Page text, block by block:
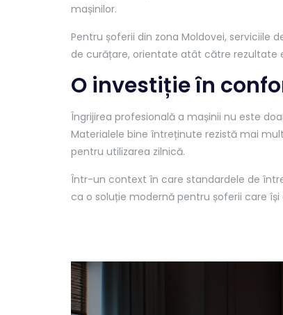
mașinilor.
Pentru șoferii din zona Moldovei, serviciile
de curățare, orientate atât către rezultate
O investiție în
Îngrijirea profesională a mașinii nu este
Materialele bine întreținute rezistă mai
pentru utilizarea zilnică.
Într-un context în care standardele de
ca o soluție modernă pentru șoferii care